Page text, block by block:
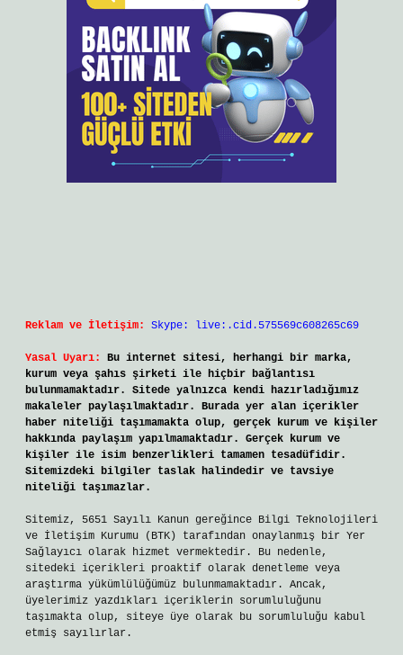
Reklam ve İletişim: Skype: live:.cid.575569c608265c69
Yasal Uyarı:
Bu internet sitesi, herhangi bir marka,
kurum veya şahıs şirketi ile hiçbir bağlantısı
bulunmamaktadır. Sitede yalnızca kendi hazırladığımız
makaleler paylaşılmaktadır. Burada yer alan içerikler
haber niteliği taşımamakta olup, gerçek kurum ve kişiler
hakkında paylaşım yapılmamaktadır. Gerçek kurum ve
kişiler ile isim benzerlikleri tamamen tesadüfidir.
Sitemizdeki bilgiler taslak halindedir ve tavsiye
niteliği taşımazlar.
Sitemiz, 5651 Sayılı Kanun gereğince Bilgi Teknolojileri
ve İletişim Kurumu (BTK) tarafından onaylanmış bir Yer
Sağlayıcı olarak hizmet vermektedir. Bu nedenle,
sitedeki içerikleri proaktif olarak denetleme veya
araştırma yükümlülüğümüz bulunmamaktadır. Ancak,
üyelerimiz yazdıkları içeriklerin sorumluluğunu
taşımakta olup, siteye üye olarak bu sorumluluğu kabul
etmiş sayılırlar.